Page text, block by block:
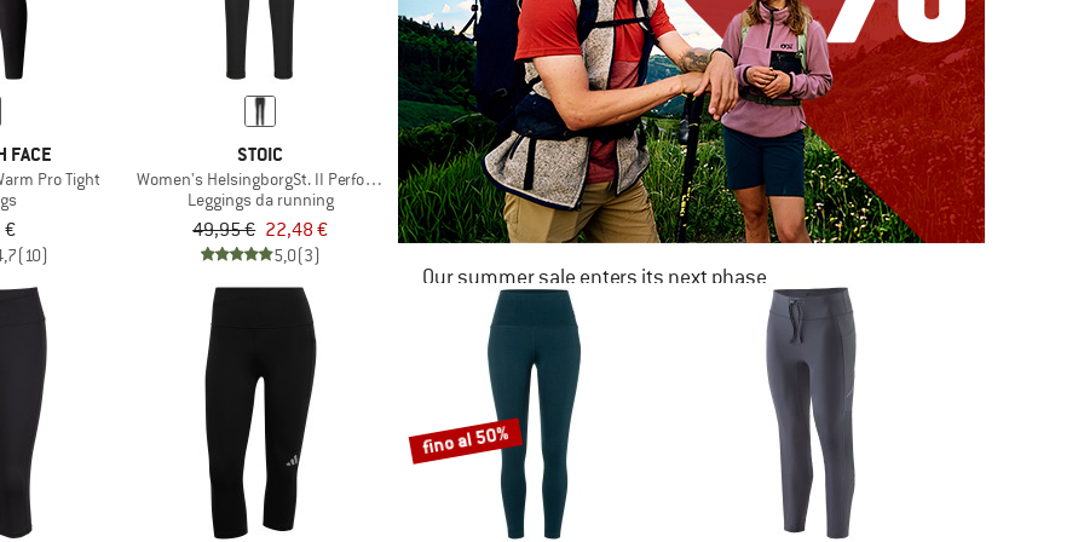
FACE
Pro Tight
€
(10)
STOIC
Women's HelsingborgSt. II Performance Tights
Leggings da running
49,95 € 22,48 €
5,0(3)
Our summer sale enters its next phase
NOW UP TO 50% OFF
fino al 50%